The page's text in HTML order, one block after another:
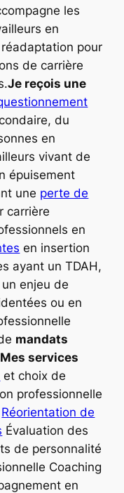
les
en
pour
de carrière
Je reçois une
du
en
vivant de
épuisement
une perte de
carrière
en
en insertion
ayant un TDAH,
enjeu de
ou en
mandats
Mes services
et choix de
professionnelle
Réorientation de
Évaluation des
de personnalité
Coaching
en